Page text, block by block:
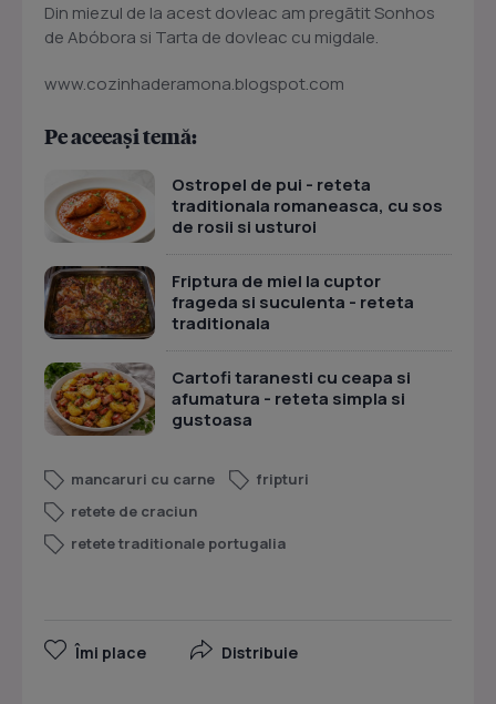
Din miezul de la acest dovleac am pregãtit Sonhos
de Abóbora si Tarta de dovleac cu migdale.
www.cozinhaderamona.blogspot.com
Pe aceeași temă:
Ostropel de pui - reteta
traditionala romaneasca, cu sos
de rosii si usturoi
Friptura de miel la cuptor
frageda si suculenta - reteta
traditionala
Cartofi taranesti cu ceapa si
afumatura - reteta simpla si
gustoasa
mancaruri cu carne
fripturi
retete de craciun
retete traditionale portugalia
Îmi place Distribuie